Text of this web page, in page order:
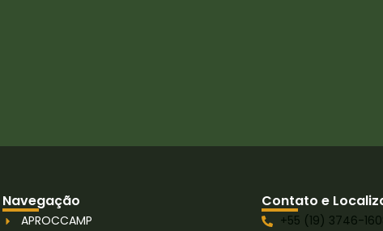
Navegação
APROCCAMP
Contato e
+55 (19) 3746-